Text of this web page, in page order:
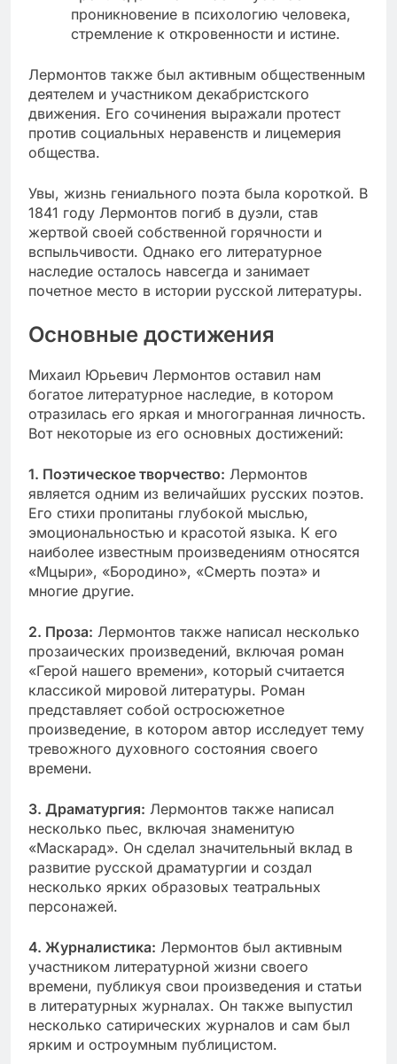
проникновение в психологию человека,
стремление к откровенности и истине.
Лермонтов также был активным общественным
деятелем и участником декабристского
движения. Его сочинения выражали протест
против социальных неравенств и лицемерия
общества.
Увы, жизнь гениального поэта была короткой. В
1841 году Лермонтов погиб в дуэли, став
жертвой своей собственной горячности и
вспыльчивости. Однако его литературное
наследие осталось навсегда и занимает
почетное место в истории русской литературы.
Основные достижения
Михаил Юрьевич Лермонтов оставил нам
богатое литературное наследие, в котором
отразилась его яркая и многогранная личность.
Вот некоторые из его основных достижений:
1. Поэтическое творчество: Лермонтов
является одним из величайших русских поэтов.
Его стихи пропитаны глубокой мыслью,
эмоциональностью и красотой языка. К его
наиболее известным произведениям относятся
«Мцыри», «Бородино», «Смерть поэта» и
многие другие.
2. Проза: Лермонтов также написал несколько
прозаических произведений, включая роман
«Герой нашего времени», который считается
классикой мировой литературы. Роман
представляет собой остросюжетное
произведение, в котором автор исследует тему
тревожного духовного состояния своего
времени.
3. Драматургия: Лермонтов также написал
несколько пьес, включая знаменитую
«Маскарад». Он сделал значительный вклад в
развитие русской драматургии и создал
несколько ярких образовых театральных
персонажей.
4. Журналистика: Лермонтов был активным
участником литературной жизни своего
времени, публикуя свои произведения и статьи
в литературных журналах. Он также выпустил
несколько сатирических журналов и сам был
ярким и остроумным публицистом.